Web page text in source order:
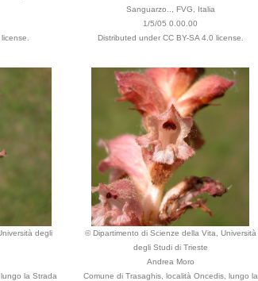
Sanguarzo.., FVG, Italia
1/5/05 0.00.00
Distributed under CC BY-SA 4.0 license.
degli
la Strada
© Dipartimento di Scienze della Vita, Università
degli Studi di Trieste
Andrea Moro
Comune di Trasaghis, località Oncedis, lungo la